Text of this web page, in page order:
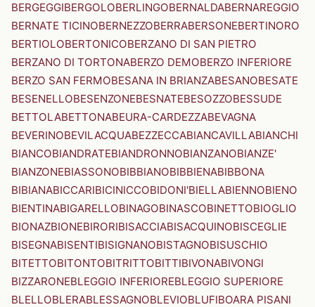
BERGEGGIBERGOLOBERLINGOBERNALDABERNAREGGIO
BERNATE TICINOBERNEZZOBERRABERSONEBERTINORO
BERTIOLOBERTONICOBERZANO DI SAN PIETRO
BERZANO DI TORTONABERZO DEMOBERZO INFERIORE
BERZO SAN FERMOBESANA IN BRIANZABESANOBESATE
BESENELLOBESENZONEBESNATEBESOZZOBESSUDE
BETTOLABETTONABEURA-CARDEZZABEVAGNA
BEVERINOBEVILACQUABEZZECCABIANCAVILLABIANCHI
BIANCOBIANDRATEBIANDRONNOBIANZANOBIANZE'
BIANZONEBIASSONOBIBBIANOBIBBIENABIBBONA
BIBIANABICCARIBICINICCOBIDONI'BIELLABIENNOBIENO
BIENTINABIGARELLOBINAGOBINASCOBINETTOBIOGLIO
BIONAZBIONEBIRORIBISACCIABISACQUINOBISCEGLIE
BISEGNABISENTIBISIGNANOBISTAGNOBISUSCHIO
BITETTOBITONTOBITRITTOBITTIBIVONABIVONGI
BIZZARONEBLEGGIO INFERIOREBLEGGIO SUPERIORE
BLELLOBLERABLESSAGNOBLEVIOBLUFIBOARA PISANI